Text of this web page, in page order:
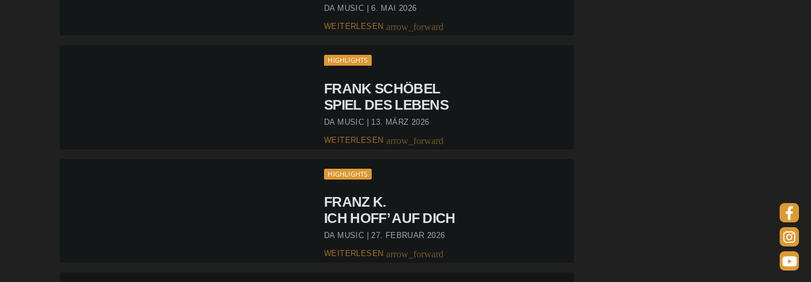
DA MUSIC | 6. MAI 2026
WEITERLESEN arrow_forward
HIGHLIGHTS
FRANK SCHÖBEL
SPIEL DES LEBENS
DA MUSIC | 13. MÄRZ 2026
WEITERLESEN arrow_forward
HIGHLIGHTS
FRANZ K.
ICH HOFF’ AUF DICH
DA MUSIC | 27. FEBRUAR 2026
WEITERLESEN arrow_forward